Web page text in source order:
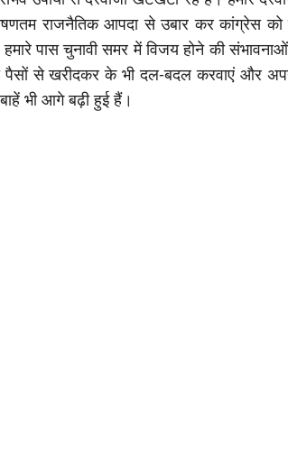
राजनैतिक आपदा से उबार कर कांग्रेस को
पास चुनावी समर में विजय होने की
जो पैसों से खरीदकर के भी दल-बदल करवाएं
बाहें भी आगे बढ़ी हुई हैं।